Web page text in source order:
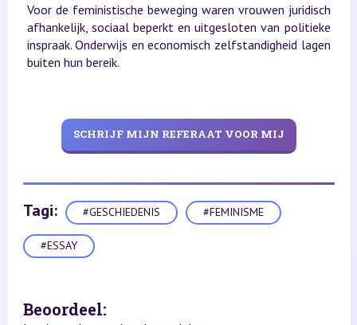
Voor de feministische beweging waren vrouwen juridisch
afhankelijk, sociaal beperkt en uitgesloten van politieke
inspraak. Onderwijs en economisch zelfstandigheid lagen
buiten hun bereik.
SCHRIJF MIJN REFERAAT VOOR MIJ
Tagi: #GESCHIEDENIS #FEMINISME
#ESSAY
Beoordeel: